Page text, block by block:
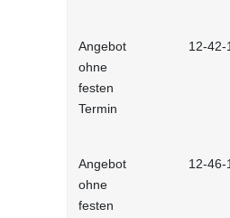
Angebot
ohne
festen
Termin
12-42-
Angebot
ohne
festen
12-46-